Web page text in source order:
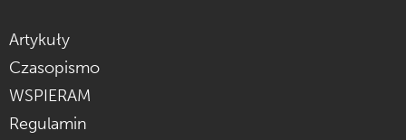
Artykuły
Czasopismo
WSPIERAM
Regulamin